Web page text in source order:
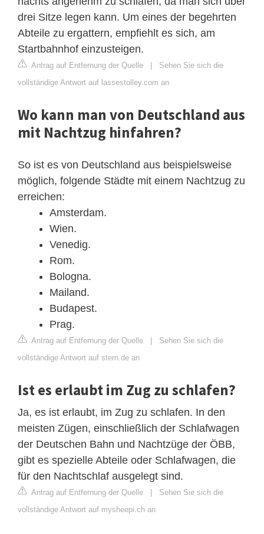
drei Sitze legen kann. Um eines der begehrten
Abteile zu ergattern, empfiehlt es sich, am
Startbahnhof einzusteigen.
Antrag auf Entfernung der Quelle | Sehen Sie sich die
vollständige Antwort auf lassestolley.com an
Wo kann man von Deutschland aus
mit Nachtzug hinfahren?
So ist es von Deutschland aus beispielsweise
möglich, folgende Städte mit einem Nachtzug zu
erreichen:
Amsterdam.
Wien.
Venedig.
Rom.
Bologna.
Mailand.
Budapest.
Prag.
Antrag auf Entfernung der Quelle | Sehen Sie sich die
vollständige Antwort auf stern.de an
Ist es erlaubt im Zug zu schlafen?
Ja, es ist erlaubt, im Zug zu schlafen. In den
meisten Zügen, einschließlich der Schlafwagen
der Deutschen Bahn und Nachtzüge der ÖBB,
gibt es spezielle Abteile oder Schlafwagen, die
für den Nachtschlaf ausgelegt sind.
Antrag auf Entfernung der Quelle | Sehen Sie sich die
vollständige Antwort auf mysheepi.ch an